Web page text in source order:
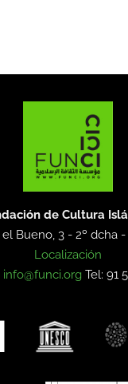
de Cultura
Bueno, 3 - 2º dcha
Localización
info@funci.org Tel: 91